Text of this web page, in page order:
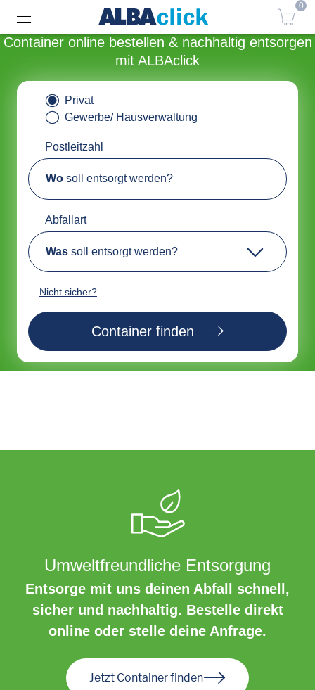
0
Container online bestellen & nachhaltig entsorgen
mit ALBAclick
Privat
Gewerbe/ Hausverwaltung
Postleitzahl
Wo soll entsorgt werden?
Abfallart
Was soll entsorgt werden?
Nicht sicher?
Container finden
Umweltfreundliche Entsorgung
Entsorge mit uns deinen Abfall schnell,
sicher und nachhaltig. Bestelle direkt
online oder stelle deine Anfrage.
Jetzt Container finden